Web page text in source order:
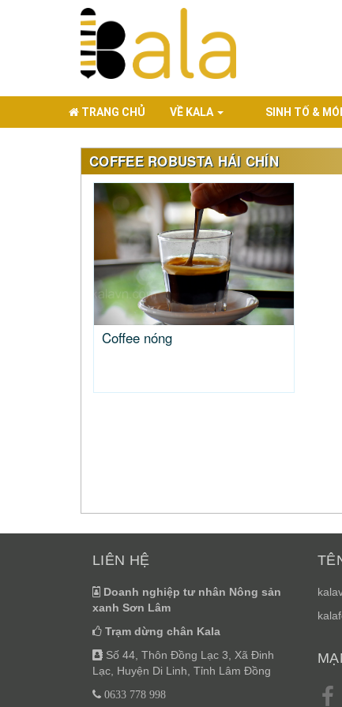
TRANG CHỦ VỀ KALA SINH TỐ &
COFFEE ROBUSTA HÁI CHÍN
Coffee nóng
LIÊN HỆ
Doanh nghiệp tư nhân Nông sản
xanh Sơn Lâm
Trạm dừng chân Kala
Số 44, Thôn Đồng Lạc 3, Xã Đinh
Lạc, Huyện Di Linh, Tỉnh Lâm Đồng
0633 778 998